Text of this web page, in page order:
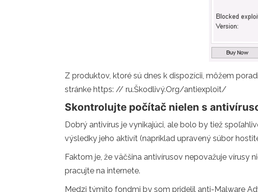
Z produktov, ktoré sú dnes k dispozícii, môžem
stránke https: // ru.Škodlivý.Org/antiexploit/
Skontrolujte počítač nielen s
Dobrý antivírus je vynikajúci, ale bolo by tiež
výsledky jeho aktivít (napríklad upravený súbor
Faktom je, že väčšina antivírusov nepovažuje vírusy
pracujte na internete.
Medzi týmito fondmi by som pridelil anti-Malware